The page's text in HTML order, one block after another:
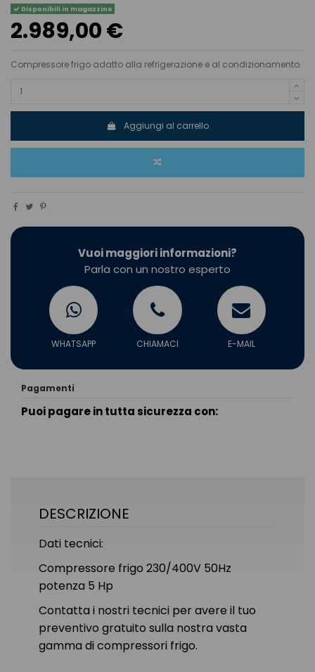
Disponibili in magazzino
2.989,00 €
Compressore frigo adatto alla refrigerazione e al condizionamento.
Aggiungi al carrello
Vuoi maggiori informazioni?
Parla con un nostro esperto
WHATSAPP CHIAMACI E-MAIL
Pagamenti
Puoi pagare in tutta sicurezza con:
DESCRIZIONE
Dati tecnici:
Compressore frigo 230/400V 50Hz
potenza 5 Hp
Contatta i nostri tecnici per avere il tuo
preventivo gratuito sulla nostra vasta
gamma di compressori frigo.